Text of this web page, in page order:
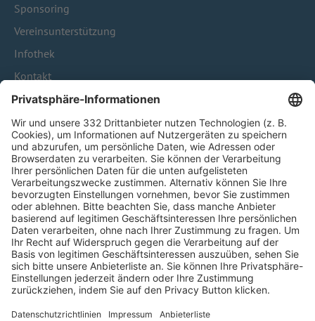
Sponsoring
Vereinsunterstützung
Infothek
Kontakt
HÄUFIG BESUCHTE SEITEN
Pässe und Vereinswechsel
Trainerausbildung
Schulungsangebot Vereinsmitarbeiter
BFV-Geschäftsstellen
Trainerbörse
Login SpielPlus
FOLGE DEM BFV